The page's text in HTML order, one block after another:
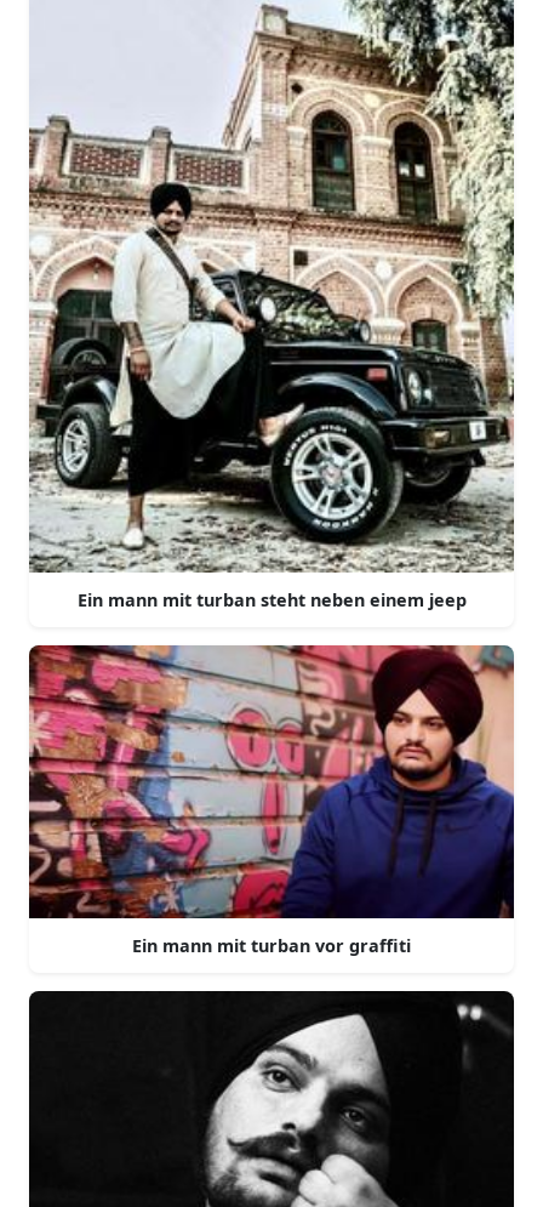
Ein mann mit turban steht neben einem jeep
Ein mann mit turban vor graffiti